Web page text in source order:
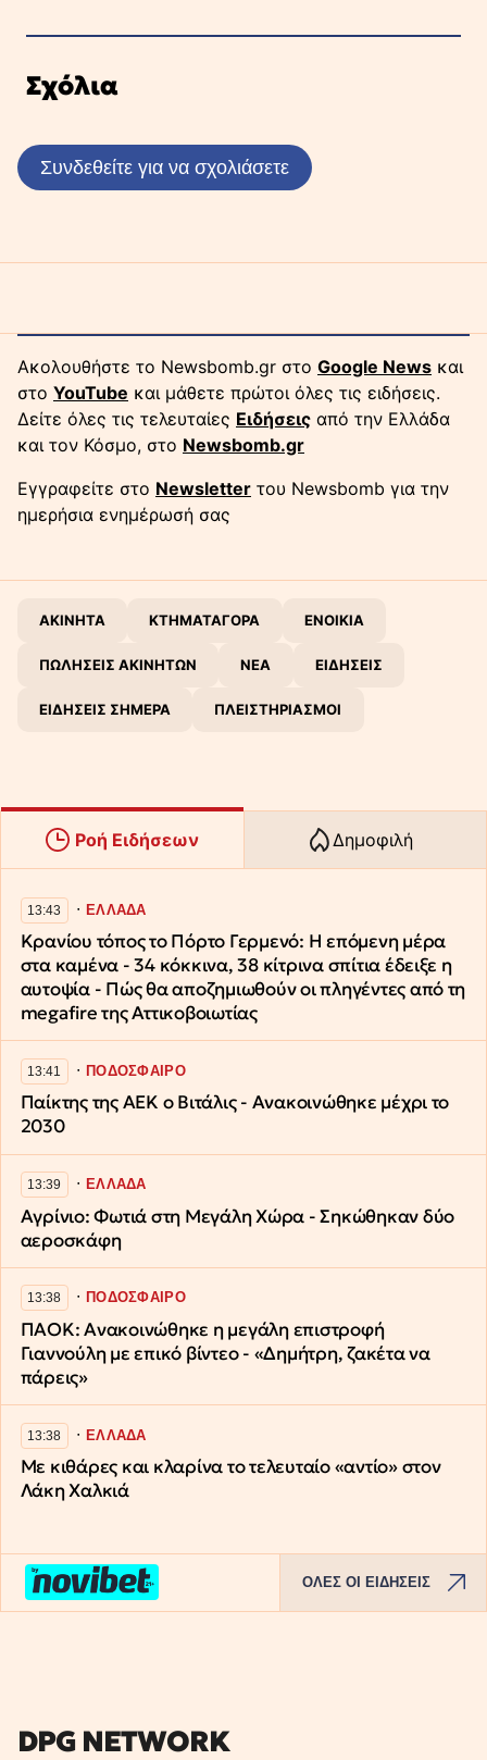
Σχόλια
Συνδεθείτε για να σχολιάσετε
Ακολουθήστε το Newsbomb.gr στο Google News και
στο YouTube και μάθετε πρώτοι όλες τις ειδήσεις.
Δείτε όλες τις τελευταίες Ειδήσεις από την Ελλάδα
και τον Κόσμο, στο Newsbomb.gr
Εγγραφείτε στο Newsletter του Newsbomb για την
ημερήσια ενημέρωσή σας
ΑΚΙΝΗΤΑ ΚΤΗΜΑΤΑΓΟΡΑ ΕΝΟΙΚΙΑ
ΠΩΛΗΣΕΙΣ ΑΚΙΝΗΤΩΝ ΝΕΑ ΕΙΔΗΣΕΙΣ
ΕΙΔΗΣΕΙΣ ΣΗΜΕΡΑ ΠΛΕΙΣΤΗΡΙΑΣΜΟΙ
Ροή Ειδήσεων Δημοφιλή
13:43 ∙ΕΛΛΑΔΑ
Κρανίου τόπος το Πόρτο Γερμενό: Η επόμενη μέρα
στα καμένα - 34 κόκκινα, 38 κίτρινα σπίτια έδειξε η
αυτοψία - Πώς θα αποζημιωθούν οι πληγέντες από τη
megafire της Αττικοβοιωτίας
13:41 ∙ΠΟΔΟΣΦΑΙΡΟ
Παίκτης της ΑΕΚ ο Βιτάλις - Ανακοινώθηκε μέχρι το
2030
13:39 ∙ΕΛΛΑΔΑ
Αγρίνιο: Φωτιά στη Μεγάλη Χώρα - Σηκώθηκαν δύο
αεροσκάφη
13:38 ∙ΠΟΔΟΣΦΑΙΡΟ
ΠΑΟΚ: Ανακοινώθηκε η μεγάλη επιστροφή
Γιαννούλη με επικό βίντεο - «Δημήτρη, ζακέτα να
πάρεις»
13:38 ∙ΕΛΛΑΔΑ
Με κιθάρες και κλαρίνα το τελευταίο «αντίο» στον
Λάκη Χαλκιά
ΟΛΕΣ ΟΙ ΕΙΔΗΣΕΙΣ
DPG NETWORK